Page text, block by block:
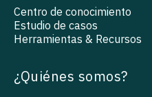
Centro de conocimiento
Estudio de casos
Herramientas & Recursos
¿Quiénes somos?